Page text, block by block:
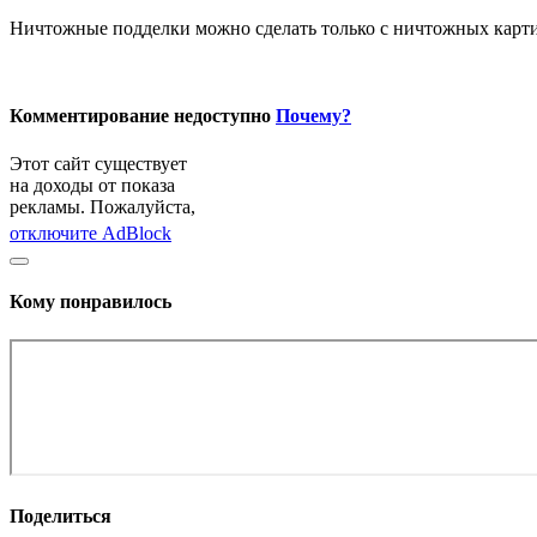
Ничтожные подделки можно сделать только с ничтожных
Комментирование недоступно Почему?
Этот сайт существует
на доходы от показа
рекламы. Пожалуйста,
отключите AdBlock
Кому понравилось
Поделиться